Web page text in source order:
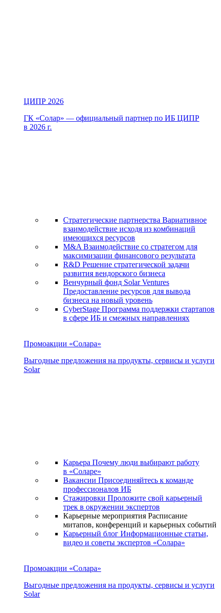
ЦИПР 2026
ГК «Солар» — официальный партнер по ИБ ЦИПР
в 2026 г.
Стратегические партнерства Вариативное
взаимодействие исходя из комбинаций
имеющихся ресурсов
M&A Взаимодействие со стратегом для
максимизации финансового результата
R&D Решение стратегической задачи
развития вендорского бизнеса
Венчурный фонд Solar Ventures
Предоставление ресурсов для вывода
бизнеса на новый уровень
CyberStage Программа поддержки стартапов
в сфере ИБ и смежных направлениях
Промоакции «Солара»
Выгодные предложения на продукты, сервисы и услуги
Solar
Карьера Почему люди выбирают работу
в «Соларе»
Вакансии Присоединяйтесь к команде
профессионалов ИБ
Стажировки Проложите свой карьерный
трек в окружении экспертов
Карьерные мероприятия Расписание
митапов, конференций и карьерных событий
Карьерный блог Информационные статьи,
видео и советы экспертов «Солара»
Промоакции «Солара»
Выгодные предложения на продукты, сервисы и услуги
Solar